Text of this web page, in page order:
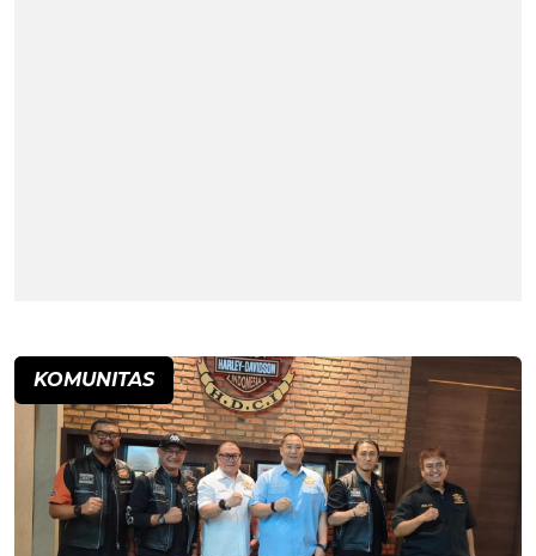
KOMUNITAS